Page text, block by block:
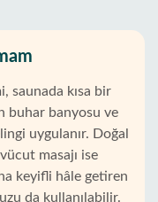
saunada kısa bir
buhar banyosu ve
uygulanır. Doğal
masajı ise
keyifli hâle getiren
da kullanılabilir.